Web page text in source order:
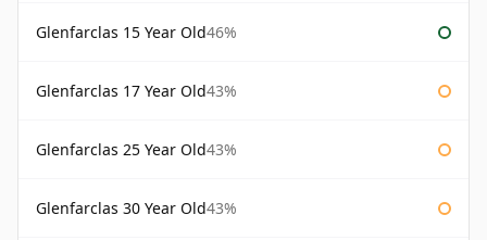
Glenfarclas 15 Year Old46%
Glenfarclas 17 Year Old43%
Glenfarclas 25 Year Old43%
Glenfarclas 30 Year Old43%